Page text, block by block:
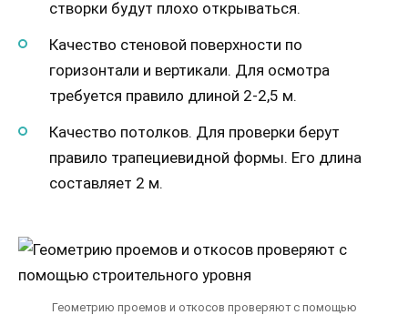
створки будут плохо открываться.
Качество стеновой поверхности по
горизонтали и вертикали. Для осмотра
требуется правило длиной 2-2,5 м.
Качество потолков. Для проверки берут
правило трапециевидной формы. Его длина
составляет 2 м.
Геометрию проемов и откосов проверяют с помощью